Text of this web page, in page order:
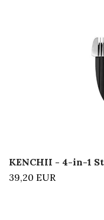
KENCHII - 4-in-1
39,20 EUR